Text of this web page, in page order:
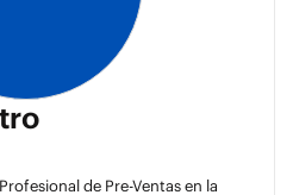
de Pre-Ventas en la